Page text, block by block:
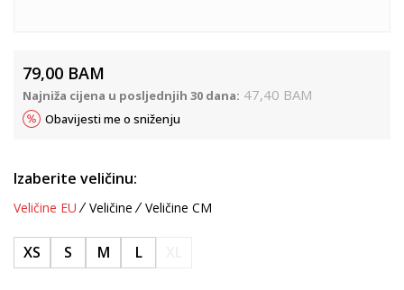
79,00 BAM
Najniža cijena u posljednjih 30 dana: 47,40 BAM
Obavijesti me o sniženju
Izaberite veličinu:
Veličine EU Veličine Veličine CM
XS S M L